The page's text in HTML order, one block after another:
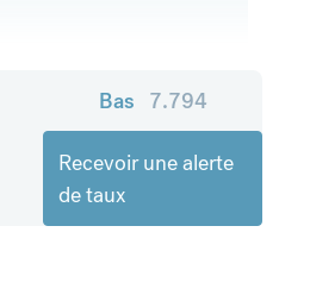
Bas 7.794
Recevoir une alerte
de taux